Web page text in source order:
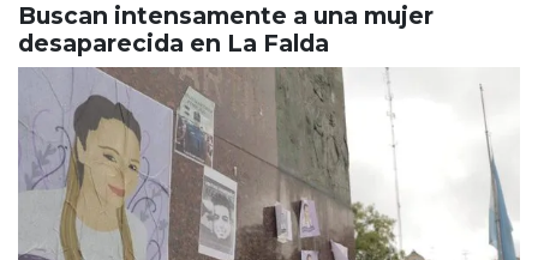
Buscan intensamente a una mujer
desaparecida en La Falda